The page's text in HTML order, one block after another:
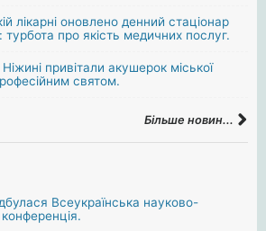
лікарні оновлено денний стаціонар
турбота про якість медичних послуг.
привітали акушерок міської
святом.
Більше новин...
Всеукраїнська науково-